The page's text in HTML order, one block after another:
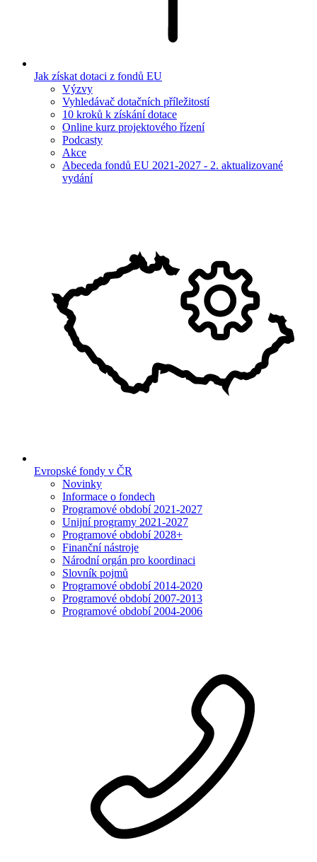
Jak získat dotaci z fondů EU
Výzvy
Vyhledávač dotačních příležitostí
10 kroků k získání dotace
Online kurz projektového řízení
Podcasty
Akce
Abeceda fondů EU 2021-2027 - 2. aktualizované
vydání
Evropské fondy v ČR
Novinky
Informace o fondech
Programové období 2021-2027
Unijní programy 2021-2027
Programové období 2028+
Finanční nástroje
Národní orgán pro koordinaci
Slovník pojmů
Programové období 2014-2020
Programové období 2007-2013
Programové období 2004-2006